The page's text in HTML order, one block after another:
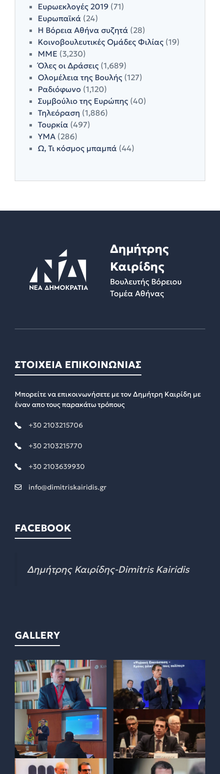
Ευρωεκλογές 2019 (71)
Ευρωπαϊκά (24)
Η Βόρεια Αθήνα συζητά (28)
Κοινοβουλευτικές Ομάδες Φιλίας (19)
ΜΜΕ (3,230)
Όλες οι Δράσεις (1,689)
Ολομέλεια της Βουλής (127)
Ραδιόφωνο (1,120)
Συμβούλιο της Ευρώπης (40)
Τηλεόραση (1,886)
Τουρκία (497)
ΥΜΑ (286)
Ω, Τι κόσμος μπαμπά (44)
Δημήτρης
Καιρίδης
Βουλευτής Βόρειου
Τομέα Αθήνας
ΣΤΟΙΧΕΙΑ ΕΠΙΚΟΙΝΩΝΙΑΣ
Μπορείτε να επικοινωνήσετε με τον Δημήτρη Καιρίδη με
έναν απο τους παρακάτω τρόπους
+30 2103215706
+30 2103215770
+30 2103639930
info@dimitriskairidis.gr
FACEBOOK
Δημήτρης Καιρίδης-Dimitris Kairidis
GALLERY